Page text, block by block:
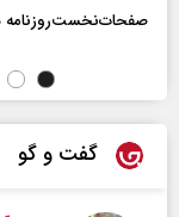
صفحات‌نخست‌روزنامه ها‌ی
گفت و گو